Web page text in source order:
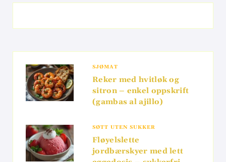
SJØMAT
Reker med hvitløk og
sitron – enkel oppskrift
(gambas al ajillo)
SØTT UTEN SUKKER
Fløyelslette
jordbærskyer med lett